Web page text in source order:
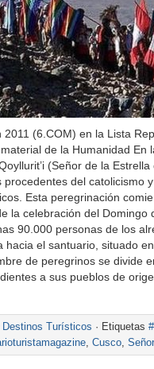
2011 (6.COM) en la Lista
de la Humanidad En
(Señor de la
procedentes del catolicismo
Esta peregrinación
la celebración del Domingo
90.000 personas de los
hacia el santuario, situado
de peregrinos se divide
a sus pueblos de
Destinos Turísticos · Etiquetas
, Cusco,